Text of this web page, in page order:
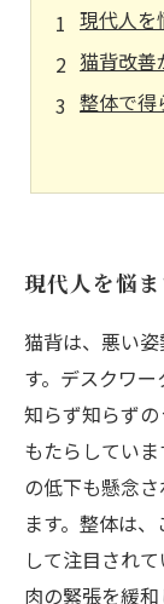
現代人を
猫背改
整体で得
日常生
現代人を悩
猫背は、悪い
す。デスクワー
知らず知らず
もたらしてい
の低下も懸念
ます。整体は
して注目され
肉の緊張を緩